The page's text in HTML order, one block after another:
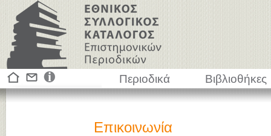
Περιοδικά Βιβλιοθήκες
Επικοινωνία